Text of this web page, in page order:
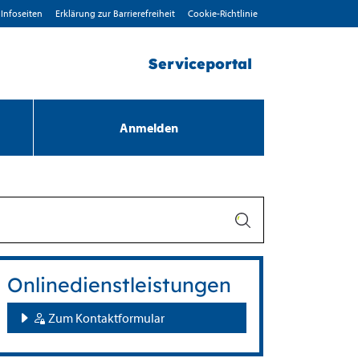
Infoseiten Erklärung zur Barrierefreiheit Cookie-Richtlinie
Serviceportal
Anmelden
Onlinedienstleistungen
Zum Kontaktformular